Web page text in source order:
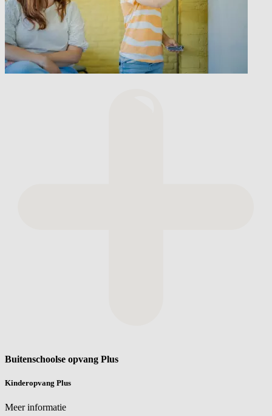
Buitenschoolse opvang Plus
Kinderopvang Plus
Meer informatie